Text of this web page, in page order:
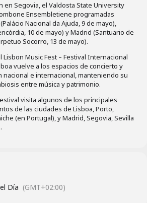
en Segovia, el Valdosta State University
Ensembletiene programadas
Nacional da Ajuda, 9 de mayo),
10 de mayo) y Madrid (Santuario de
Socorro, 13 de mayo).
Lisbon Music Fest – Festival Internacional
vuelve a los espacios de concierto y
e internacional, manteniendo su
entre música y patrimonio.
visita algunos de los principales
de las ciudades de Lisboa, Porto,
(en Portugal), y Madrid, Segovia, Sevilla
Día (GMT+02:00)